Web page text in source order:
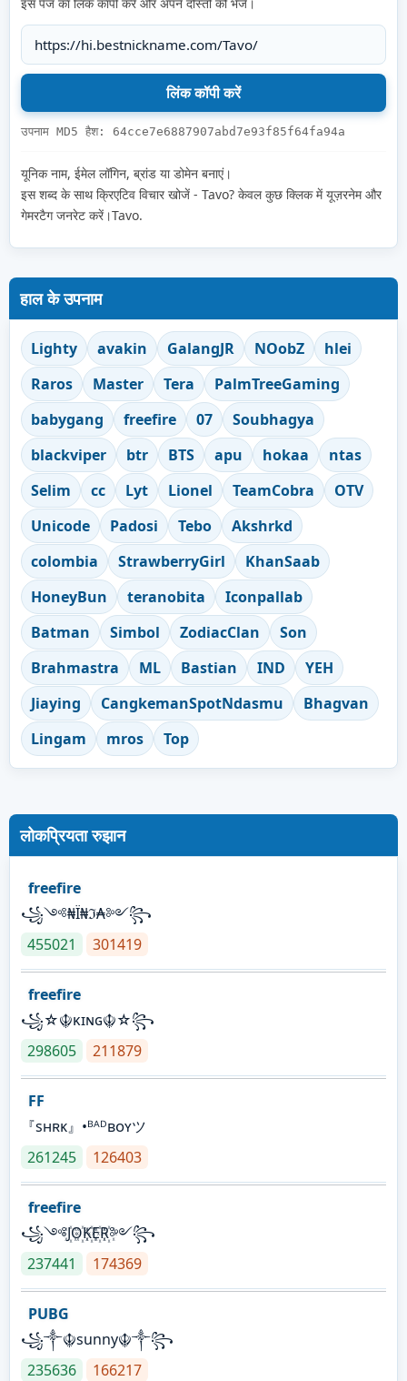
उपनाम MD5 हैश: 64cce7e6887907abd7e93f85f64fa94a
यूनिक नाम, ईमेल लॉगिन, ब्रांड या डोमेन बनाएं।
इस शब्द के साथ क्रिएटिव विचार खोजें - Tavo? केवल कुछ क्लिक में यूज़रनेम और
गेमरटैग जनरेट करें।Tavo.
हाल के उपनाम
Lighty avakin GalangJR NOobZ
hlei
Raros
Master Tera
PalmTreeGaming
babygang
freefire 07
Soubhagya
blackviper
btr BTS apu hokaa
ntas
Selim
cc Lyt Lionel TeamCobra
OTV
Unicode
Padosi Tebo
Akshrkd
colombia
StrawberryGirl
KhanSaab
HoneyBun
teranobita
Iconpallab
Batman
Simbol ZodiacClan
Son
Brahmastra
ML Bastian IND
YEH
Jiaying
CangkemanSpotNdasmu
Bhagvan
Lingam
mros Top
लोकप्रियता रुझान
freefire
꧁༺₦Ї₦ℑ₳༻꧂
455021
301419
freefire
꧁☆☬κɪɴɢ☬☆꧂
298605
211879
FF
『sʜʀᴋ』•ᴮᴬᴰʙᴏʏツ
261245
126403
freefire
꧁༺J꙰O꙰K꙰E꙰R꙰༻꧂
237441
174369
PUBG
꧁༒☬sunny☬༒꧂
235636
166217